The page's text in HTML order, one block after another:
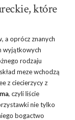
które
a oprócz znanych
wyjątkowych
rodzaju
meze wchodzą
z ciecierzycy z
, czyli liście
nie tylko
bogactwo